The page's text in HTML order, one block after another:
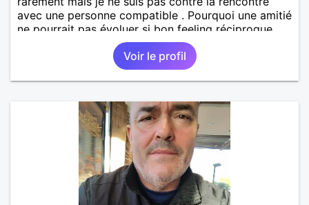
avec une personne compatible . Pourquoi une amitié
ne pourrait pas évoluer si bon feeling réciproque...
Je recherche de la proximité car je ne souhaite pas
vivre sous le même toit.Voir le profil